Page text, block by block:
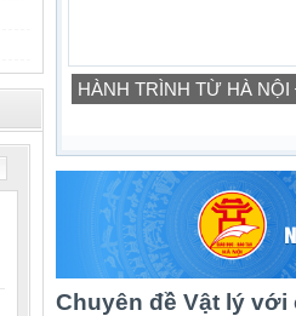
HÀNH TRÌNH TỪ HÀ
Chuyên đề Vật lý